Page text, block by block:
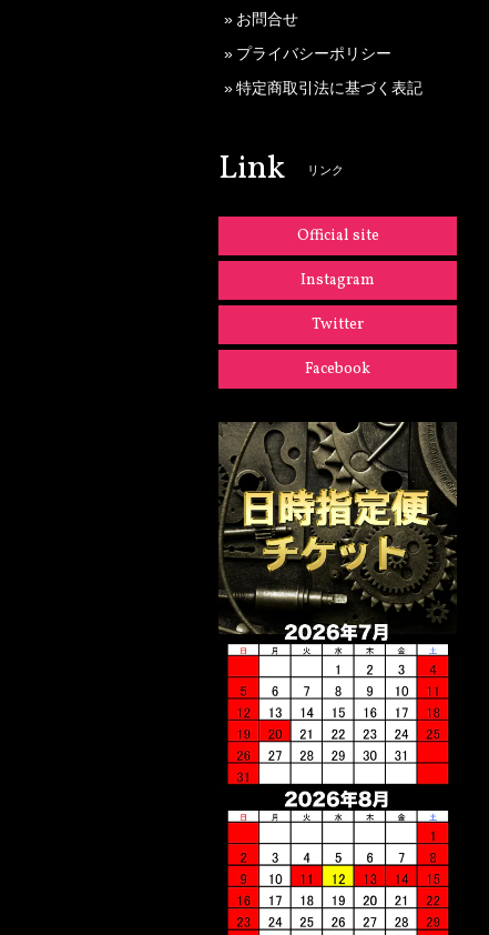
お問合せ
プライバシーポリシー
特定商取引法に基づく表記
Link リンク
Official site
Instagram
Twitter
Facebook